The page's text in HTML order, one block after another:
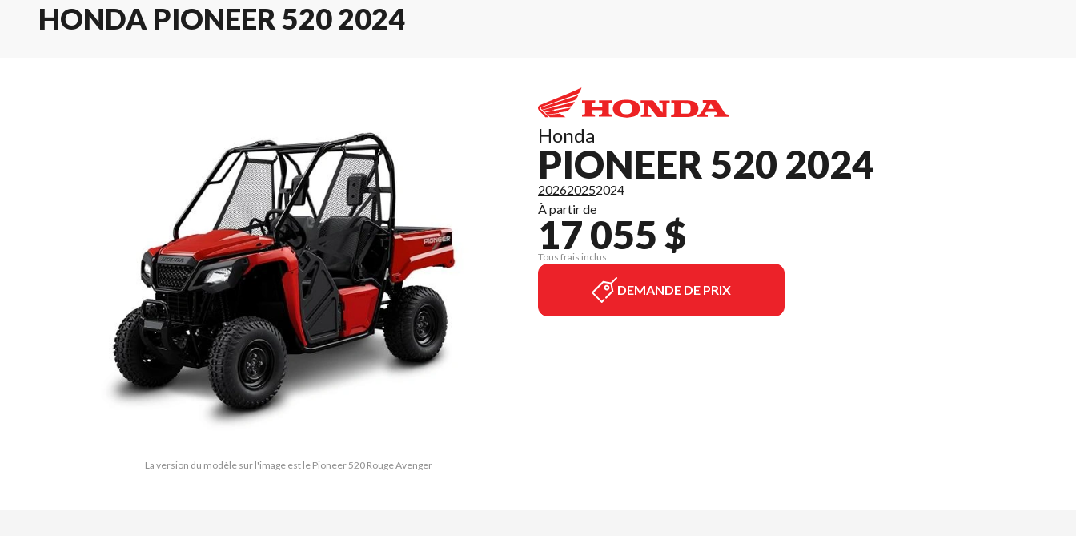
HONDA PIONEER 520 2024
La version du modèle sur l'image est le Pioneer 520 Rouge Avenger
Honda
PIONEER 520 2024
202620252024
À partir de
17 055 $
Tous frais inclus
DEMANDE DE PRIX